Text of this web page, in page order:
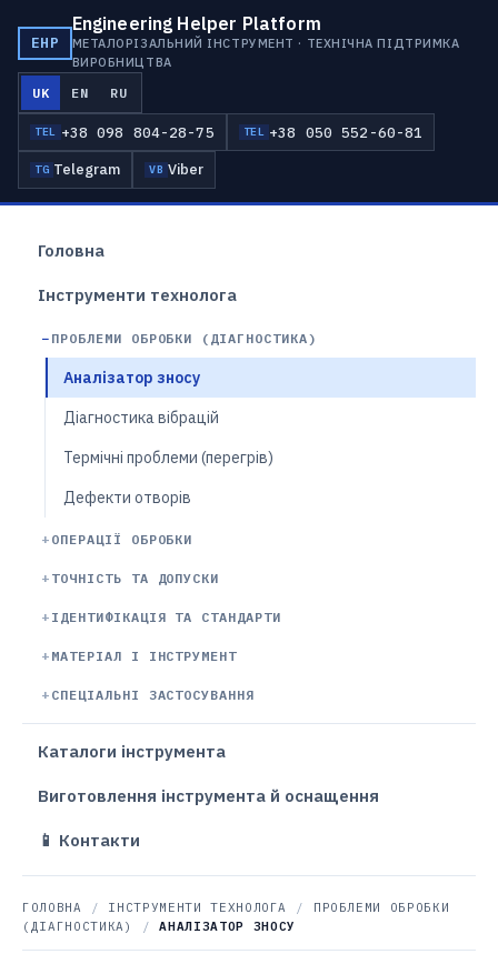
EHP
Engineering Helper Platform
МЕТАЛОРІЗАЛЬНИЙ ІНСТРУМЕНТ · ТЕХНІЧНА ПІДТРИМКА
ВИРОБНИЦТВА
UK EN RU
TEL +38 098 804-28-75 TEL +38 050 552-60-81
TG Telegram VB Viber
Головна
Інструменти технолога
ПРОБЛЕМИ ОБРОБКИ (ДІАГНОСТИКА)
Аналізатор зносу
Діагностика вібрацій
Термічні проблеми (перегрів)
Дефекти отворів
ОПЕРАЦІЇ ОБРОБКИ
ТОЧНІСТЬ ТА ДОПУСКИ
ІДЕНТИФІКАЦІЯ ТА СТАНДАРТИ
МАТЕРІАЛ І ІНСТРУМЕНТ
СПЕЦІАЛЬНІ ЗАСТОСУВАННЯ
Каталоги інструмента
Виготовлення інструмента й оснащення
📱 Контакти
ГОЛОВНА / ІНСТРУМЕНТИ ТЕХНОЛОГА /
ПРОБЛЕМИ ОБРОБКИ
(ДІАГНОСТИКА)
/ АНАЛІЗАТОР ЗНОСУ